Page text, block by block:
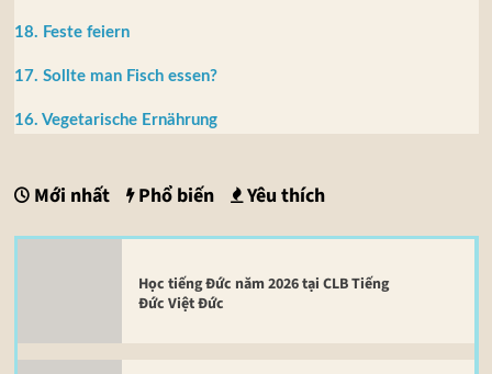
18. Feste feiern
17. Sollte man Fisch essen?
16. Vegetarische Ernährung
Mới nhất Phổ biến Yêu thích
Học tiếng Đức năm 2026 tại CLB Tiếng
Đức Việt Đức